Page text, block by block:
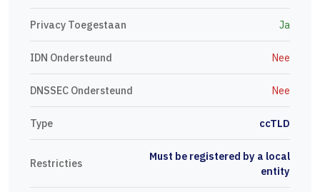
Privacy Toegestaan Ja
IDN Ondersteund Nee
DNSSEC Ondersteund Nee
Type ccTLD
Restricties
Must be registered by a local
entity